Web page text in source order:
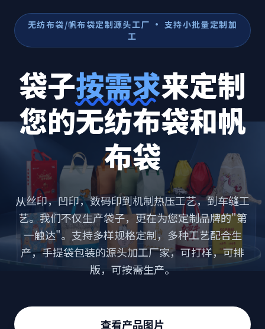
无纺布袋/帆布袋定制源头工厂 · 支持小批量定制加
工
袋子按需求来定制
您的无纺布袋和帆
布袋
从丝印，凹印，数码印到机制热压工艺，到车缝工
艺。我们不仅生产袋子，更在为您定制品牌的"第
一触达"。支持多样规格定制，多种工艺配合生
产，手提袋包装的源头加工厂家，可打样，可排
版，可按需生产。
查看产品图片